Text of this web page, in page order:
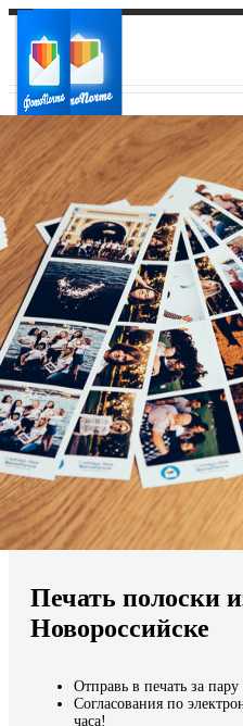
Ваш город:
Ваш регион доставки
Выберите из списка:
Мы доставляем по всему миру
Продолжить без города
Печать полоски
Новороссийске
Отправь в печать за пару
Согласования по
часа!